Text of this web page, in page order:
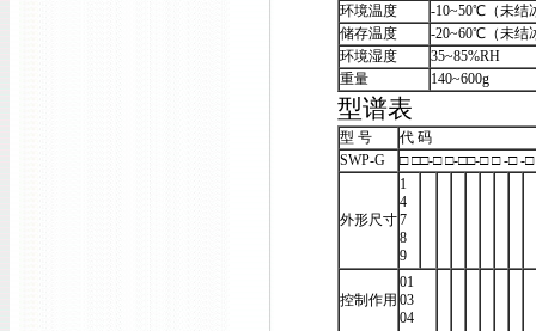
环境温度
-10~50℃（未结
储存温度
-20~60℃（未结
环境湿度
35~85%RH
重量
140~600g
型谱表
型 号
代 码
SWP-G
□ □□-□ □-□□-□ □ -□ -□
外形尺寸
1
4
7
8
9
控制作用
01
03
04